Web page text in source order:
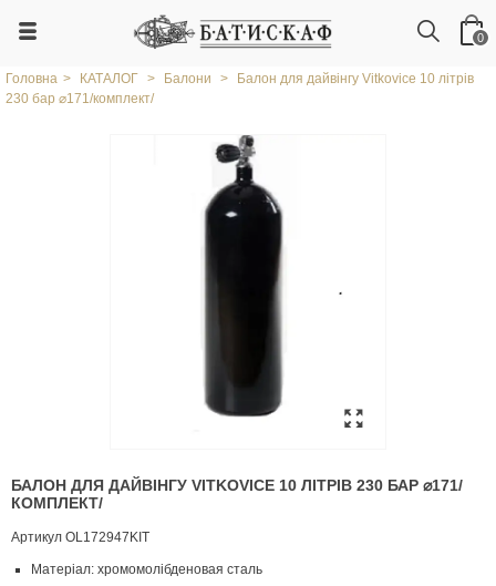
0
Головна > КАТАЛОГ > Балони >
Балон для дайвінгу Vitkovice 10 літрів
230 бар ⌀171/комплект/
БАЛОН ДЛЯ ДАЙВІНГУ VITKOVICE 10 ЛІТРІВ 230 БАР ⌀171/
КОМПЛЕКТ/
Артикул OL172947KIT
Матеріал: хромомолібденовая сталь